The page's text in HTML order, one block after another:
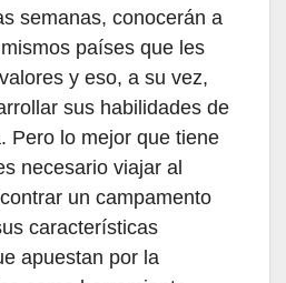
semanas, conocerán a
países que les
y eso, a su vez,
sus habilidades de
Pero lo mejor que tiene
necesario viajar al
un campamento
características
apuestan por la